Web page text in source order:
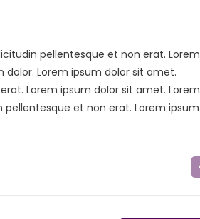
pellentesque et non erat. Lorem
Lorem ipsum dolor sit amet.
Lorem ipsum dolor sit amet. Lorem
et non erat. Lorem ipsum